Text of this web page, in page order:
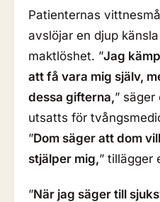
Patienternas
avslöjar en djup
maktlöshet. ”Jag
att få vara mig själv,
dessa gifterna,”
utsatts för
”Dom säger att dom
stjälper mig,” tillägger
”När jag säger till